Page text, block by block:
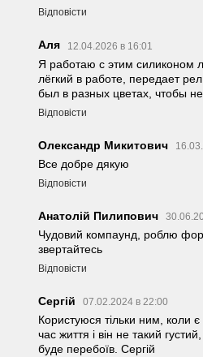
Відповісти
Аля 12.04.2026 в 16:01
Я работаю с этим силиконом
лёгкий в работе, передает
был в разных цветах, чтобы
Відповісти
Олександр Микитович
Все добре дякую
Відповісти
Анатолій Пилипович
Чудовий компаунд, роблю
звертайтесь
Відповісти
Сергій 07.02.2024 в 22:00
Користуюся тільки ним, коли є
час життя і він не такий
буде перебоїв. Сергій